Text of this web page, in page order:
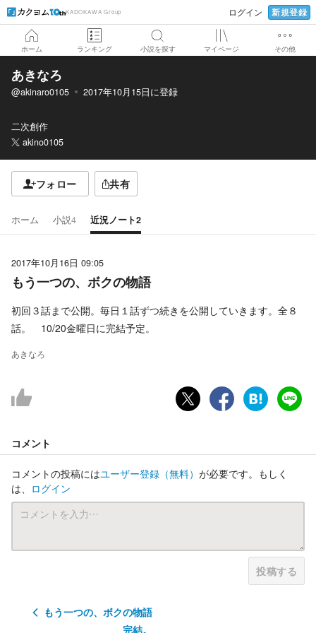
KADOKAWA Group ログイン 新規登録
ホーム ランキング 小説を探す マイページ その他
あきなろ
@akinaro0105 2017年10月15日に登録
二次創作
akino0105
フォロー 共有
ホーム 小説4 近況ノート2
2017年10月16日 09:05
もう一つの、ボクの物語
初回３話まで公開。毎日１話ずつ続きを公開していきます。全８
話。 10/20金曜日に完結予定。
あきなろ
コメント
コメントの投稿にはユーザー登録 （無料） が必要です。もしく
は、 ログイン
投稿する
もう一つの、ボクの物語
完結。